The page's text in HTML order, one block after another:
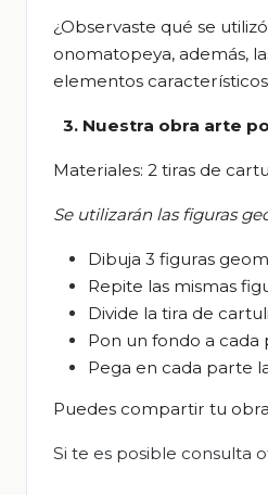
¿Observaste qué se
onomatopeya, además,
elementos
3.Nuestra obra arte
Materiales: 2 tiras de
Se utilizarán lasfiguras
Dibuja 3 figuras
Repite las mismas
Divide la tira de
Pon un fondo a cada
Pega en cada parte
Puedes compartir tu
Si te es posible consulta